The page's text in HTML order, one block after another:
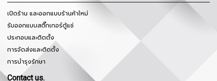
เปิดร้าน และออกแบบร้านค้าใหม่
รับออกแบบสติ๊กเกอร์ตู้แช่
ประกอบและติดตั้ง
การจัดส่งและติดตั้ง
การบำรุงรักษา
Contact us.